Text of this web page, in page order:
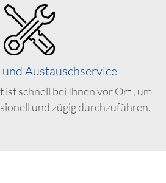
Austauschservice
schnell bei Ihnen vor Ort , um
und zügig durchzuführen.